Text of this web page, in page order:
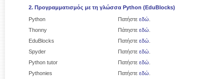
2. Προγραμματισμός με τη γλώσσα Python (EduBlocks)
Python
Πατήστε εδώ
Thonny
Πάτηστε εδώ
EduBlocks
Πατήστε εδώ
Spyder
Πατήστε εδώ
Python tutor
Πατήστε εδώ
Pythonies
Πατήστε εδώ